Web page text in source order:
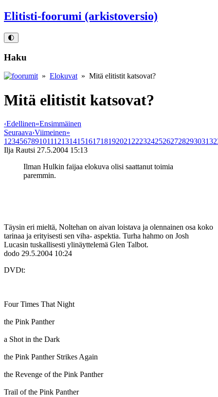
Elitisti-foorumi (arkistoversio)
🌓
Haku
» Elokuvat » Mitä elitistit katsovat?
Mitä elitistit katsovat?
‹Edellinen«Ensimmäinen
Seuraava›Viimeinen»
1 23456789101112131415161718192021 2223242526272829303132
Ilja Rautsi 27.5.2004 15:13
Ilman Hulkin faijaa elokuva olisi saattanut toimia
paremmin.
Täysin eri mieltä, Noltehan on aivan loistava ja olennainen osa koko
tarinaa ja erityisesti sen viha- aspektia. Turha hahmo on Josh
Lucasin tuskallisesti ylinäyttelemä Glen Talbot.
dodo 29.5.2004 10:24
DVDt:
Four Times That Night
the Pink Panther
a Shot in the Dark
the Pink Panther Strikes Again
the Revenge of the Pink Panther
Trail of the Pink Panther